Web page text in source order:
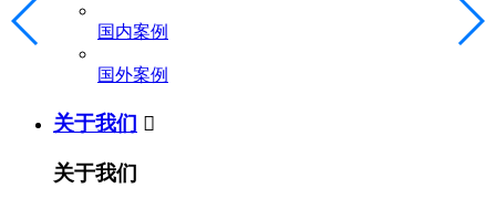
国内案例
国外案例
关于我们 
关于我们